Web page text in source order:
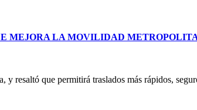
MEJORA LA MOVILIDAD
resaltó que permitirá traslados más rápidos,